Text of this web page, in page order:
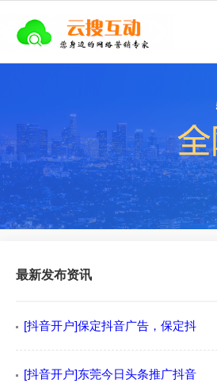
最新发布资讯
[抖音开户]保定抖音广告，保定抖
[抖音开户]东莞今日头条推广抖音